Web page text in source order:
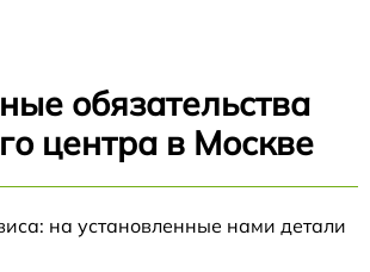
обязательства
центра в Москве
на установленные нами детали